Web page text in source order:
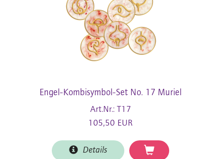
Engel-Kombisymbol-Set No. 17 Muriel
Art.Nr.: T17
105,50 EUR
Details